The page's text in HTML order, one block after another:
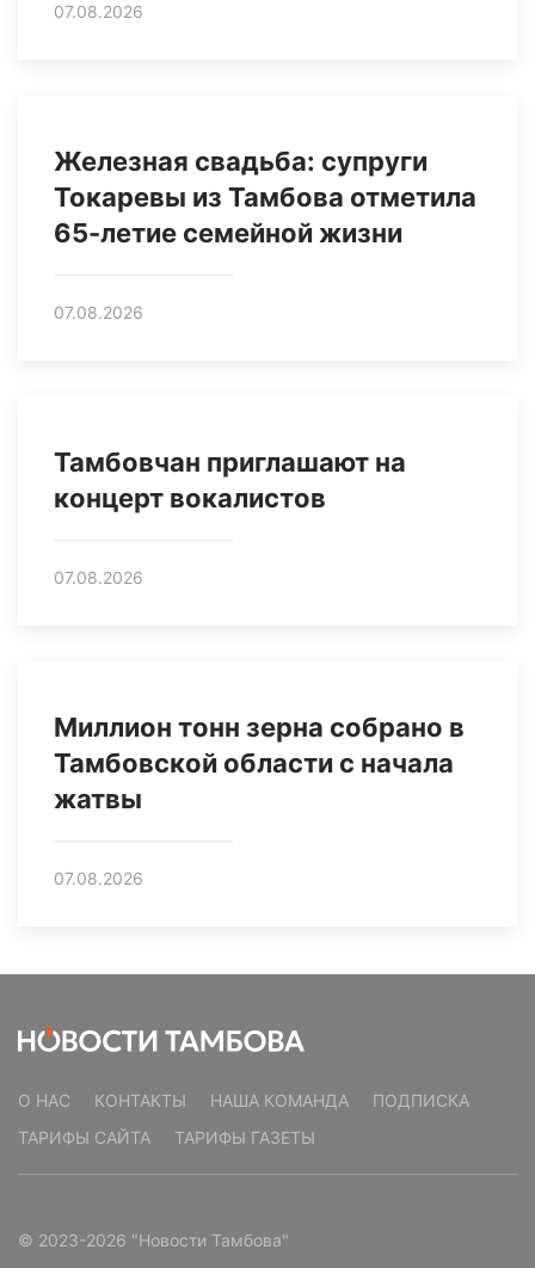
07.08.2026
Железная свадьба: супруги
Токаревы из Тамбова отметила
65-летие семейной жизни
07.08.2026
Тамбовчан приглашают на
концерт вокалистов
07.08.2026
Миллион тонн зерна собрано в
Тамбовской области с начала
жатвы
07.08.2026
О НАС КОНТАКТЫ НАША КОМАНДА
ПОДПИСКА
ТАРИФЫ САЙТА
ТАРИФЫ ГАЗЕТЫ
© 2023-2026 "Новости Тамбова"